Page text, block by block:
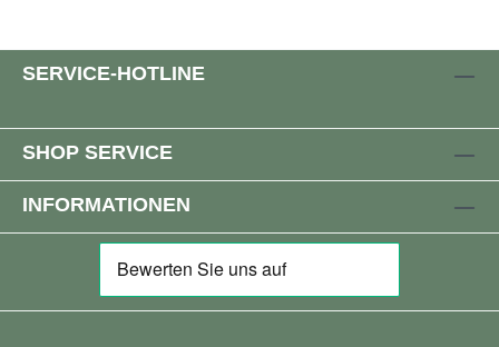
SERVICE-HOTLINE
SHOP SERVICE
INFORMATIONEN